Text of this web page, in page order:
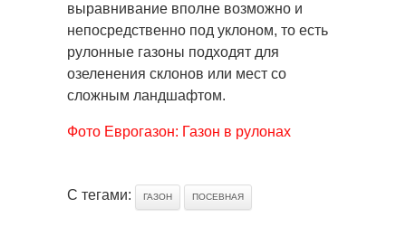
выравнивание вполне возможно и
непосредственно под уклоном, то есть
рулонные газоны подходят для
озеленения склонов или мест со
сложным ландшафтом.
Фото Еврогазон: Газон в рулонах
С тегами: ГАЗОН ПОСЕВНАЯ